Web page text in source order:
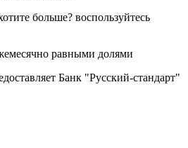
больше? воспользуйтесь
равными долями
Банк "Русский-стандарт"